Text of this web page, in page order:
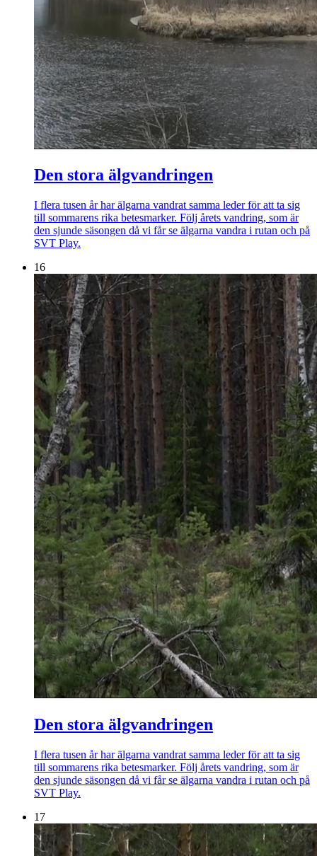
Den stora älgvandringen
I flera tusen år har älgarna vandrat samma leder för att ta sig
till sommarens rika betesmarker. Följ årets vandring, som är
den sjunde säsongen då vi får se älgarna vandra i rutan och på
SVT Play.
16
Den stora älgvandringen
I flera tusen år har älgarna vandrat samma leder för att ta sig
till sommarens rika betesmarker. Följ årets vandring, som är
den sjunde säsongen då vi får se älgarna vandra i rutan och på
SVT Play.
17